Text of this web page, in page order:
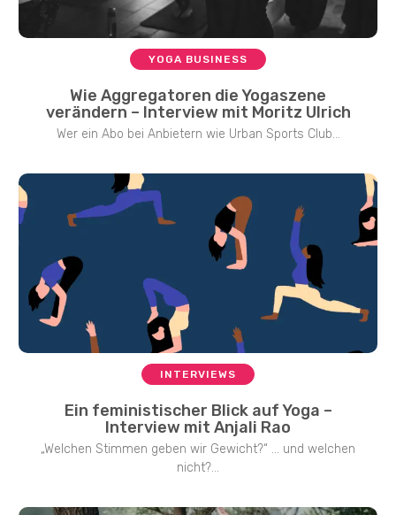
YOGA BUSINESS
Wie Aggregatoren die Yogaszene
verändern – Interview mit Moritz Ulrich
Wer ein Abo bei Anbietern wie Urban Sports Club...
INTERVIEWS
Ein feministischer Blick auf Yoga –
Interview mit Anjali Rao
„Welchen Stimmen geben wir Gewicht?“ … und welchen
nicht?...